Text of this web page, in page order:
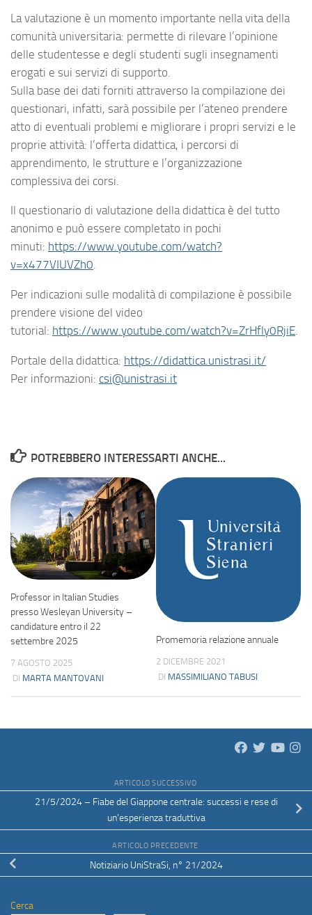
La valutazione è un momento importante nella vita della
comunità universitaria: permette di rilevare l’opinione
delle studentesse e degli studenti sugli insegnamenti
erogati e sui servizi di supporto.
Sulla base dei dati forniti attraverso la compilazione dei
questionari, infatti, sarà possibile per l’ateneo prendere
atto di eventuali problemi e migliorare i propri servizi e le
proprie attività: l’offerta didattica, i percorsi di
apprendimento, le strutture e l’organizzazione
complessiva dei corsi.
Il questionario di valutazione della didattica è del tutto
anonimo e può essere completato in pochi
minuti: https://www.youtube.com/watch?
v=x477VIUVZh0.
Per indicazioni sulle modalità di compilazione è possibile
prendere visione del video
tutorial: https://www.youtube.com/watch?v=ZrHfly0RjiE.
Portale della didattica: https://didattica.unistrasi.it/
Per informazioni: csi@unistrasi.it
POTREBBERO INTERESSARTI ANCHE...
Professor in Italian Studies
presso Wesleyan University –
candidature entro il 22
settembre 2025
7 AGOSTO 2025
DI MARTA MANTOVANI
Promemoria relazione annuale
2 DICEMBRE 2021
DI MASSIMILIANO TABUSI
ARTICOLO SUCCESSIVO
21/5/2024 – Fiabe del Giappone centrale: successi e rese di
un’esperienza traduttiva
ARTICOLO PRECEDENTE
Notiziario UniStraSi, n° 21/2024
Cerca